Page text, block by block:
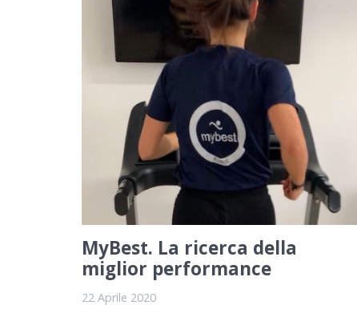
MyBest. La ricerca della
miglior performance
22 Aprile 2020